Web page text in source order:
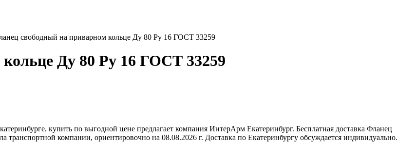
свободный на приварном кольце Ду 80 Ру 16 ГОСТ 33259
Ду 80 Ру 16 ГОСТ 33259
купить по выгодной цене предлагает компания ИнтерАрм Екатеринбург. Бесплатная доставка Фланец
компании, ориентировочно на 08.08.2026 г. Доставка по Екатеринбургу обсуждается индивидуально.